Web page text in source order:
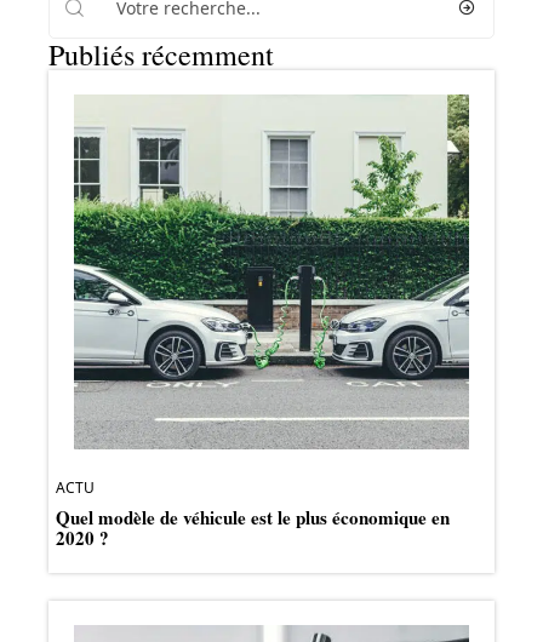
Publiés récemment
ACTU
Quel modèle de véhicule est le plus économique en
2020 ?